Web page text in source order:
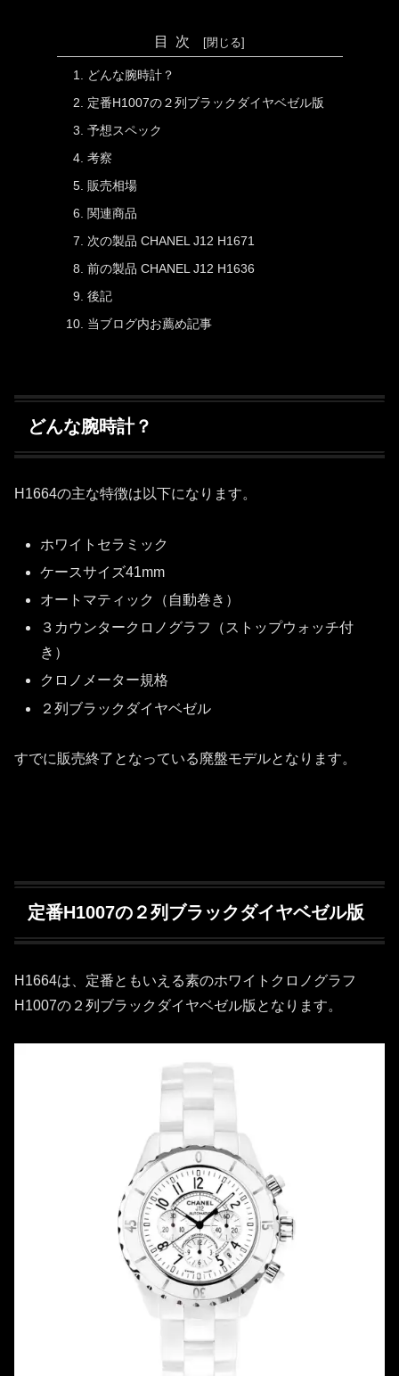
目次
どんな腕時計？
定番H1007の２列ブラックダイヤベゼル版
予想スペック
考察
販売相場
関連商品
次の製品 CHANEL J12 H1671
前の製品 CHANEL J12 H1636
後記
当ブログ内お薦め記事
どんな腕時計？
H1664の主な特徴は以下になります。
ホワイトセラミック
ケースサイズ41mm
オートマティック（自動巻き）
３カウンタークロノグラフ（ストップウォッチ付
き）
クロノメーター規格
２列ブラックダイヤベゼル
すでに販売終了となっている廃盤モデルとなります。
定番H1007の２列ブラックダイヤベゼル版
H1664は、定番ともいえる素のホワイトクロノグラフ
H1007の２列ブラックダイヤベゼル版となります。